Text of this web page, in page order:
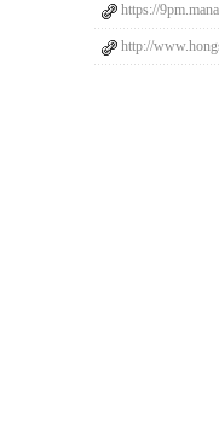
https://
http://